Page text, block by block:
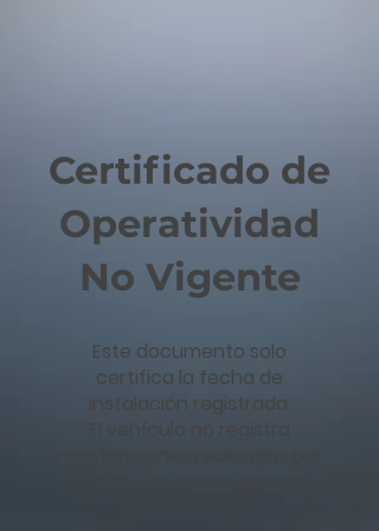
Certificado de
Operatividad
No Vigente
Este documento solo
certifica la fecha de
instalación registrada.
El vehículo no registra